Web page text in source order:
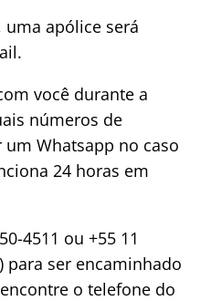
apólice será
você durante a
números de
Whatsapp no caso
24 horas em
4511 ou +55 11
para ser encaminhado
o telefone do